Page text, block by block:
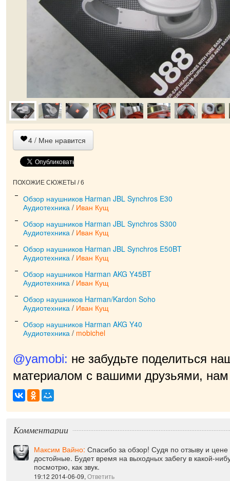
4 / Мне нравится
ПОХОЖИЕ СЮЖЕТЫ / 6
Обзор наушников Harman JBL Synchros E30
Аудиотехника / Иван Кущ
Обзор наушников Harman JBL Synchros S300
Аудиотехника / Иван Кущ
Обзор наушников Harman JBL Synchros E50BT
Аудиотехника / Иван Кущ
Обзор наушников Harman AKG Y45BT
Аудиотехника / Иван Кущ
Обзор наушников Harman/Kardon Soho
Аудиотехника / Иван Кущ
Обзор наушников Harman AKG Y40
Аудиотехника / mobichel
@yamobi: не забудьте поделиться
материалом с вашими друзьями, нам
приятно!
Комментарии
Максим Вайно:Спасибо за обзор! Судя по отзыву и
достойные. Будет время на выходных забегу в какой-